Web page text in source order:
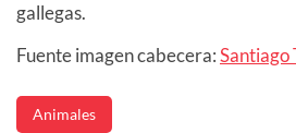
gallegas.
Fuente imagen cabecera:Santiago
Animales